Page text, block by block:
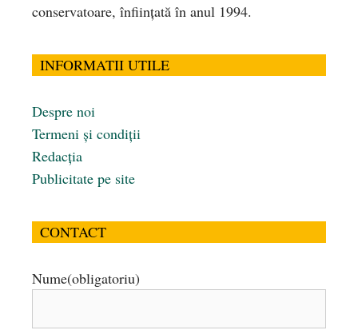
conservatoare, înfiinţată în anul 1994.
INFORMATII UTILE
Despre noi
Termeni și condiții
Redacția
Publicitate pe site
CONTACT
Nume(obligatoriu)